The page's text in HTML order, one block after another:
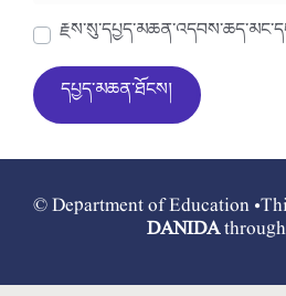
© Department of Education
DANIDAthrough